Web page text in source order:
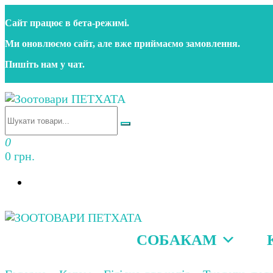
до
контенту
Сайт працює в бета‑режимі.
Ми оновлюємо сайт, але вже приймаємо замовлення.
Пишіть нам у чат.
Зоотовари ПЕТХАТА
Зоомагазин для собак та котів | Корм, іграшки,
0
0 грн.
Зоомагазин для собак та котів | Корм, іграшки,
СОБАКАМ